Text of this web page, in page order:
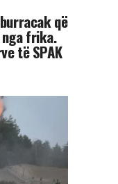
që
frika.
të SPAK